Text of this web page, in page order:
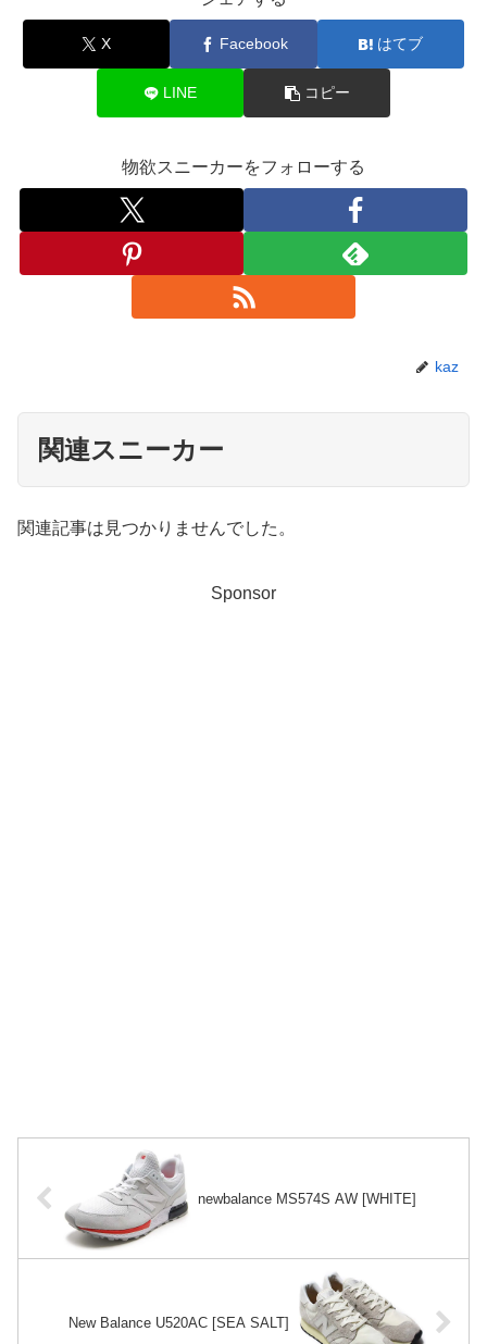
X Facebook はてブ
LINE コピー
物欲スニーカーをフォローする
kaz
関連スニーカー
関連記事は見つかりませんでした。
Sponsor
newbalance MS574S AW [WHITE]
New Balance U520AC [SEA SALT]